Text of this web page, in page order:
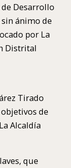
Desarrollo
ánimo de
por La
Distrital
Tirado
de
Alcaldía
que